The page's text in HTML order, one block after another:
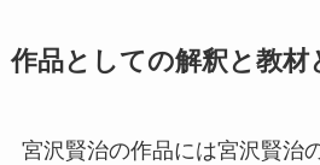
作品としての解釈と教材
宮沢賢治の作品には宮沢賢治